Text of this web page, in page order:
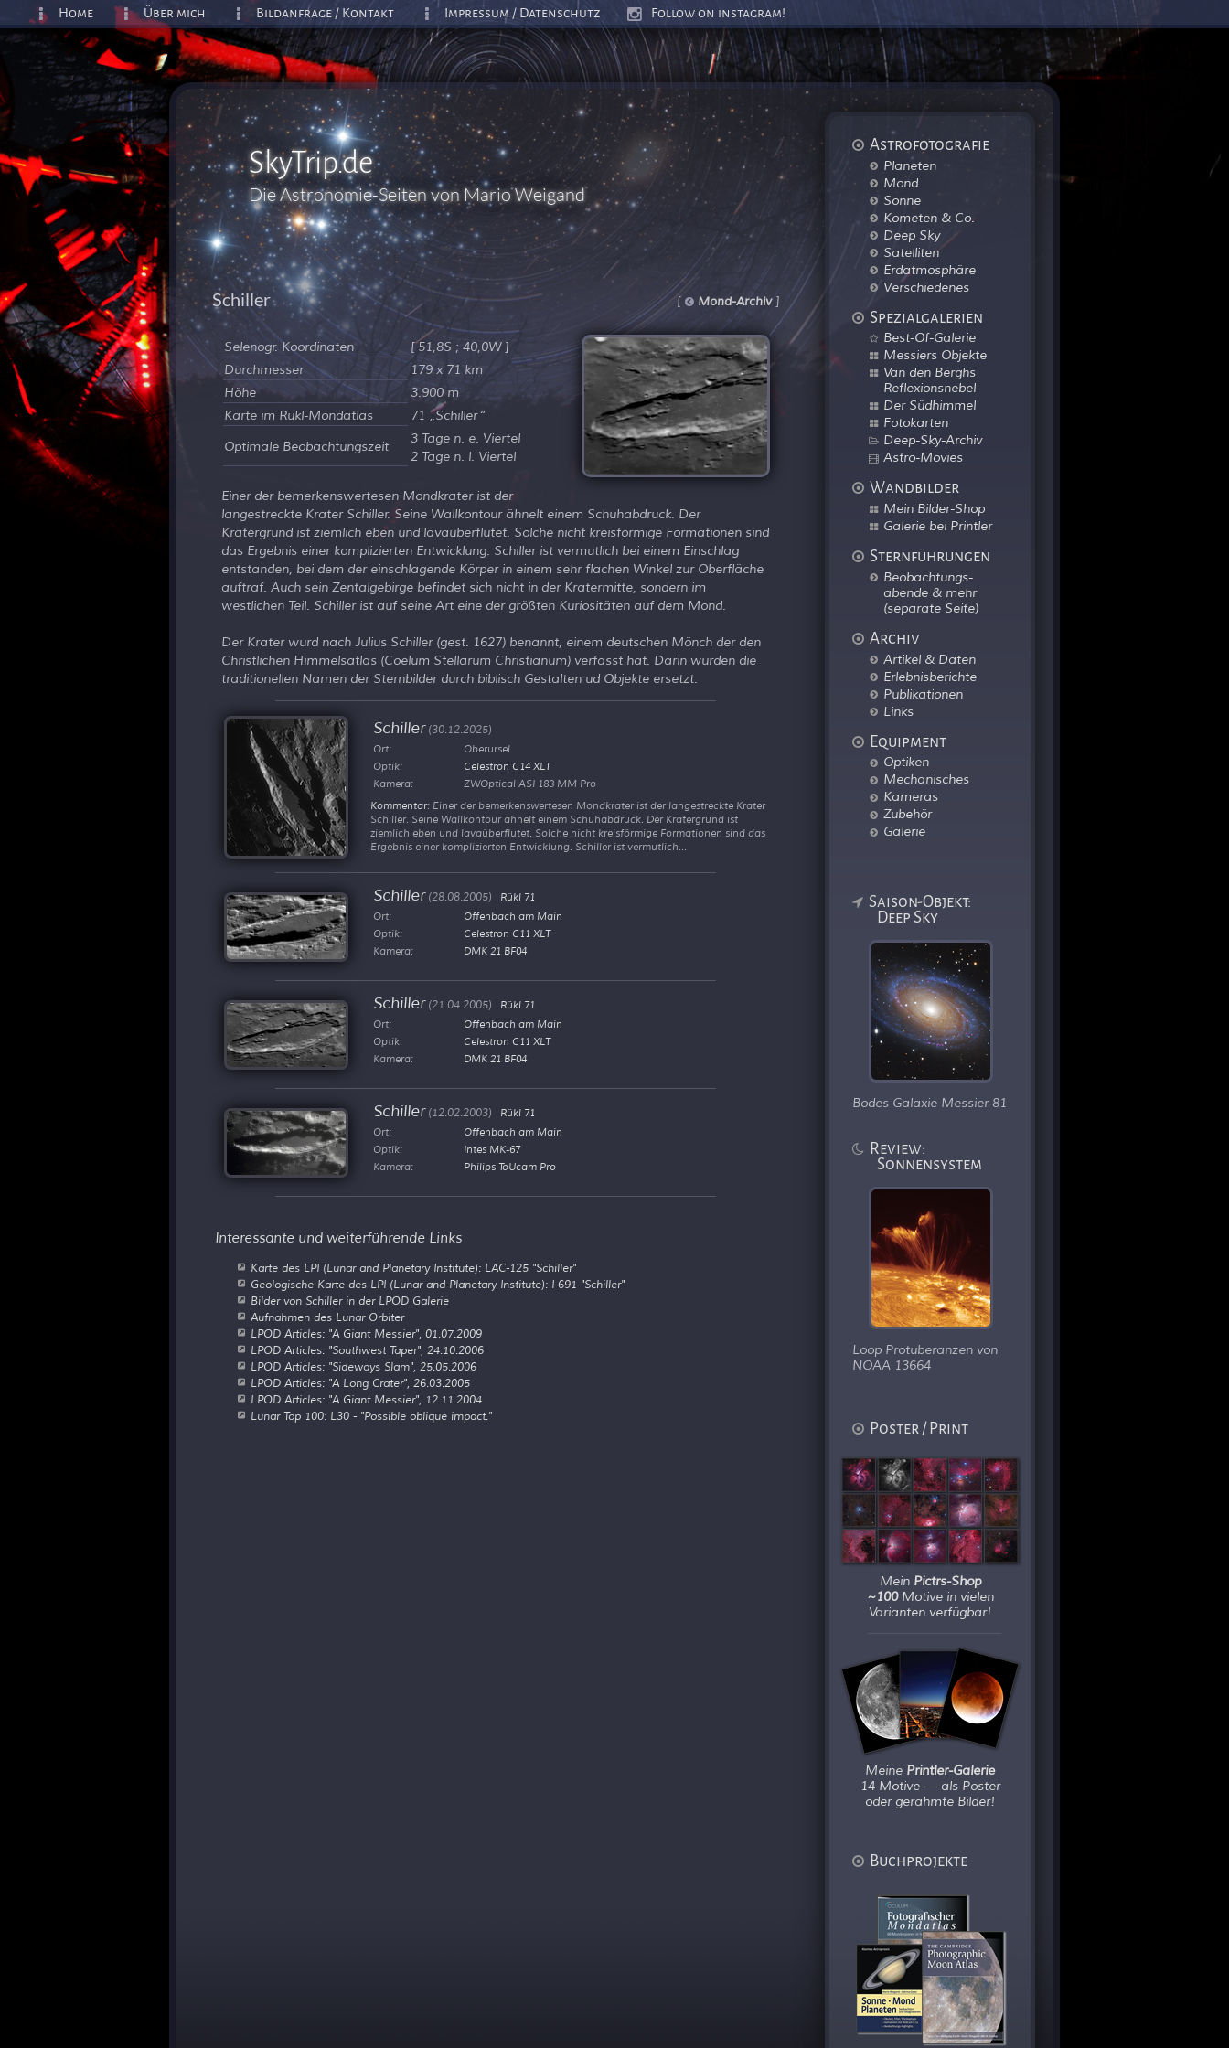
Astrofotografie
Planeten
Mond
Sonne
Kometen & Co.
Deep Sky
Satelliten
Erdatmosphäre
Verschiedenes
Spezialgalerien
Best-Of-Galerie
Messiers Objekte
Van den Berghs
Reflexionsnebel
Der Südhimmel
Fotokarten
Deep-Sky-Archiv
Astro-Movies
Wandbilder
Mein Bilder-Shop
Galerie bei Printler
Sternführungen
Beobachtungs-
abende & mehr
(separate Seite)
Archiv
Artikel & Daten
Erlebnisberichte
Publikationen
Links
Equipment
Optiken
Mechanisches
Kameras
Zubehör
Galerie
Saison-Objekt:
Deep Sky
Bodes Galaxie Messier 81
Review:
Sonnensystem
Loop Protuberanzen von
NOAA 13664
Poster / Print
Mein Pictrs-Shop
~100Motive in vielen
Varianten verfügbar!
Meine Printler-Galerie
14 Motive — als Poster
oder gerahmte Bilder!
Buchprojekte
SkyTrip.de
Die Astronomie-Seiten von Mario Weigand
[ Mond-Archiv]
Schiller
Selenogr. Koordinaten
[ 51,8S ; 40,0W ]
Durchmesser
179 x 71 km
Höhe
3.900 m
Karte im Rükl-Mondatlas
71
Schiller
Optimale Beobachtungszeit
3 Tage n. e. Viertel
2 Tage n. l. Viertel
Einer der bemerkenswertesen Mondkrater ist der
langestreckte Krater Schiller. Seine Wallkontour ähnelt einem Schuhabdruck. Der
Kratergrund ist ziemlich eben und lavaüberflutet. Solche nicht kreisförmige Formationen sind
das Ergebnis einer komplizierten Entwicklung. Schiller ist vermutlich bei einem Einschlag
entstanden, bei dem der einschlagende Körper in einem sehr flachen Winkel zur Oberfläche
auftraf. Auch sein Zentalgebirge befindet sich nicht in der Kratermitte, sondern im
westlichen Teil. Schiller ist auf seine Art eine der größten Kuriositäten auf dem Mond.
Der Krater wurd nach Julius Schiller (gest. 1627) benannt, einem deutschen Mönch der den
Christlichen Himmelsatlas (Coelum Stellarum Christianum) verfasst hat. Darin wurden die
traditionellen Namen der Sternbilder durch biblisch Gestalten ud Objekte ersetzt.
Schiller (30.12.2025)
Ort:
Oberursel
Optik:
Celestron C14 XLT
Kamera:
ZWOptical ASI 183 MM Pro
Kommentar: Einer der bemerkenswertesen Mondkrater ist der langestreckte Krater
Schiller. Seine Wallkontour ähnelt einem Schuhabdruck. Der Kratergrund ist
ziemlich eben und lavaüberflutet. Solche nicht kreisförmige Formationen sind das
Ergebnis einer komplizierten Entwicklung. Schiller ist vermutlich...
Schiller (28.08.2005)
Rükl 71
Ort:
Offenbach am Main
Optik:
Celestron C11 XLT
Kamera:
DMK 21 BF04
Schiller (21.04.2005)
Rükl 71
Ort:
Offenbach am Main
Optik:
Celestron C11 XLT
Kamera:
DMK 21 BF04
Schiller (12.02.2003)
Rükl 71
Ort:
Offenbach am Main
Optik:
Intes MK-67
Kamera:
Philips ToUcam Pro
Interessante und weiterführende Links
Karte des LPI (Lunar and Planetary Institute): LAC-125 "Schiller"
Geologische Karte des LPI (Lunar and Planetary Institute): I-691 "Schiller"
Bilder von Schiller in der LPOD Galerie
Aufnahmen des Lunar Orbiter
LPOD Articles: "A Giant Messier", 01.07.2009
LPOD Articles: "Southwest Taper", 24.10.2006
LPOD Articles: "Sideways Slam", 25.05.2006
LPOD Articles: "A Long Crater", 26.03.2005
LPOD Articles: "A Giant Messier", 12.11.2004
Lunar Top 100: L30 - "Possible oblique impact."
Home Über mich Bildanfrage / Kontakt Impressum / Datenschutz Follow on instagram!